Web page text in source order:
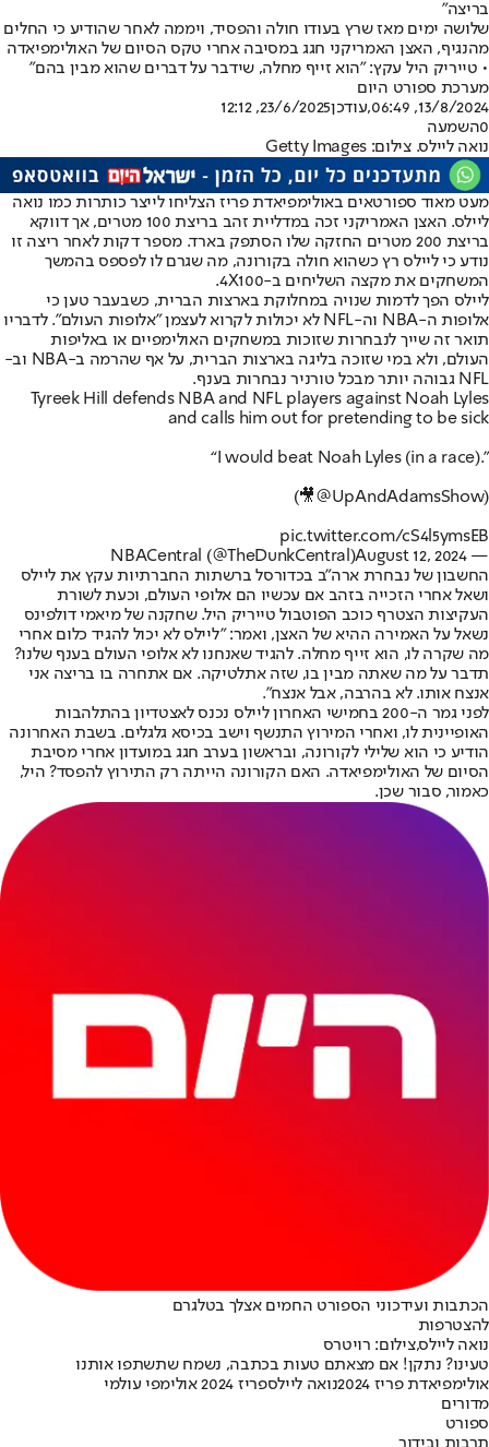
בריצה"
שלושה ימים מאז שרץ בעודו חולה והפסיד, ויממה לאחר שהודיע כי החלים
מהנגיף, האצן האמריקני חגג במסיבה אחרי טקס הסיום של האולימפיאדה
• טייריק היל עקץ: "הוא זייף מחלה, שידבר על דברים שהוא מבין בהם"
מערכת ספורט היום
13/8/2024, 06:49
,עודכן23/6/2025, 12:12
0השמעה
נואה ליילס. צילום: Getty Images
מעט מאוד ספורטאים באולימפיאדת פריז הצליחו לייצר כותרות כמו נואה
ליילס. האצן האמריקני זכה במדליית זהב בריצת 100 מטרים, אך דווקא
בריצת 200 מטרים החזקה שלו הסתפק בארד. מספר דקות לאחר ריצה זו
נודע כי ליילס רץ כשהוא חולה בקורונה, מה שגרם לו לפספס בהמשך
המשחקים את מקצה השליחים ב-4X100.
ליילס הפך לדמות שנויה במחלוקת בארצות הברית, כשבעבר טען כי
אלופות ה-NBA וה-NFL לא יכולות לקרוא לעצמן "אלופות העולם". לדבריו
תואר זה שייך לנבחרות שזוכות במשחקים האולימפיים או באליפות
העולם, ולא במי שזוכה בליגה בארצות הברית, על אף שהרמה ב-NBA וב-
NFL גבוהה יותר מבכל טורניר נבחרות בענף.
Tyreek Hill defends NBA and NFL players against Noah Lyles
and calls him out for pretending to be sick
“I would beat Noah Lyles (in a race).”
(🎥@UpAndAdamsShow)
pic.twitter.com/cS4l5ymsEB
— NBACentral (@TheDunkCentral)
August 12, 2024
החשבון של נבחרת ארה"ב בכדורסל ברשתות החברתיות עקץ את ליילס
ושאל אחרי הזכייה בזהב אם עכשיו הם אלופי העולם, וכעת לשורת
העקיצות הצטרף כוכב הפוטבול טייריק היל. שחקנה של מיאמי דולפינס
נשאל על האמירה ההיא של האצן, ואמר: "ליילס לא יכול להגיד כלום אחרי
מה שקרה לו, הוא זייף מחלה. להגיד שאנחנו לא אלופי העולם בענף שלנו?
תדבר על מה שאתה מבין בו, שזה אתלטיקה. אם אתחרה בו בריצה אני
אנצח אותו. לא בהרבה, אבל אנצח".
לפני גמר ה-200 בחמישי האחרון ליילס נכנס לאצטדיון בהתלהבות
האופיינית לו, ואחרי המירוץ התנשף וישב בכיסא גלגלים. בשבת האחרונה
הודיע כי הוא שלילי לקורונה, ובראשון בערב חגג במועדון אחרי מסיבת
הסיום של האולימפיאדה. האם הקורונה הייתה רק התירוץ להפסד? היל,
כאמור, סבור שכן.
הכתבות ועידכוני הספורט החמים אצלך בטלגרם
להצטרפות
נואה ליילס,צילום: רויטרס
טעינו? נתקן! אם מצאתם טעות בכתבה, נשמח שתשתפו אותנו
אולימפיאדת פריז 2024
נואה ליילספריז 2024 אולימפי עולמי
מדורים
ספורט